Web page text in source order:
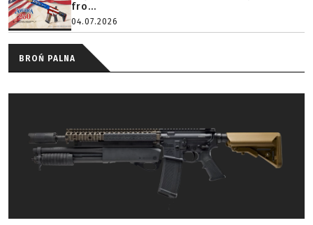
fro...
04.07.2026
BROŃ PALNA